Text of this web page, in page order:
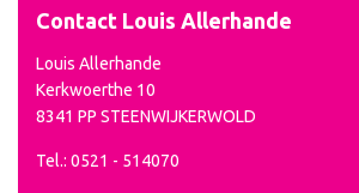
Contact Louis Allerhande
Louis Allerhande
Kerkwoerthe 10
8341 PP STEENWIJKERWOLD
Tel.: 0521 - 514070